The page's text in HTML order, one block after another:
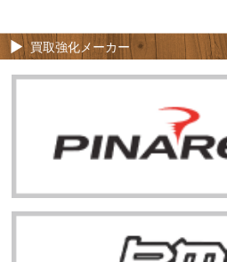
買取強化メーカー